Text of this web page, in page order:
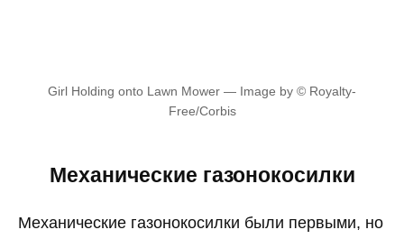
Girl Holding onto Lawn Mower — Image by © Royalty-
Free/Corbis
Механические газонокосилки
Механические газонокосилки были первыми, но